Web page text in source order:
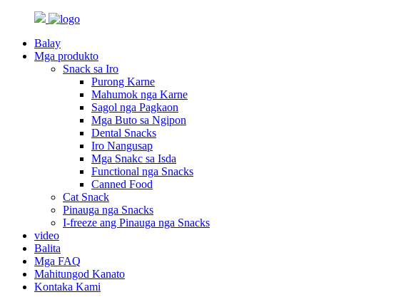
Balay
Mga produkto
Snack sa Iro
Purong Karne
Mahumok nga Karne
Sagol nga Pagkaon
Mga Buto sa Ngipon
Dental Snacks
Iro Nangusap
Mga Snakc sa Isda
Functional nga Snacks
Canned Food
Cat Snack
Pinauga nga Snacks
I-freeze ang Pinauga nga Snacks
video
Balita
Mga FAQ
Mahitungod Kanato
Kontaka Kami